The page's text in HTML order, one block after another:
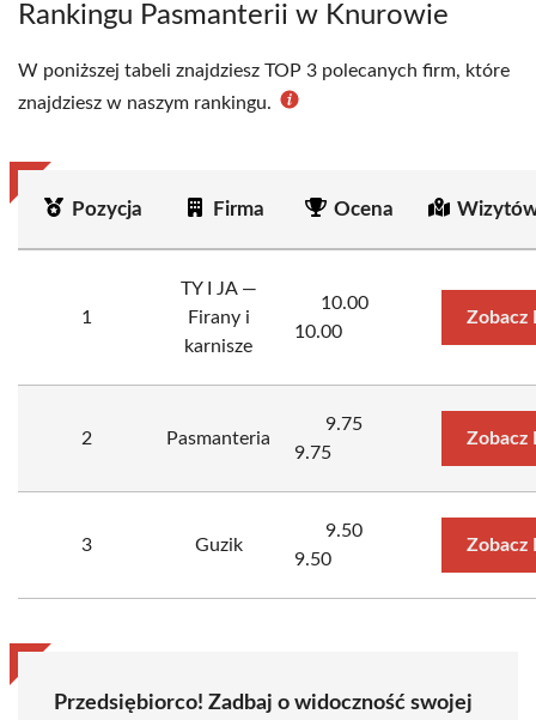
Rankingu Pasmanterii w Knurowie
W poniższej tabeli znajdziesz TOP 3 polecanych firm, które
znajdziesz w naszym rankingu.
Pozycja Firma Ocena
1
TY I JA —
Firany i
karnisze
10.00
10.00
Zobacz
2 Pasmanteria
9.75
9.75
Zobacz
3 Guzik
9.50
9.50
Zobacz
Przedsiębiorco! Zadbaj o widoczność swojej